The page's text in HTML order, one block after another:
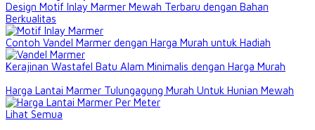
Design Motif Inlay Marmer Mewah Terbaru dengan Bahan
Berkualitas
Contoh Vandel Marmer dengan Harga Murah untuk Hadiah
Kerajinan Wastafel Batu Alam Minimalis dengan Harga Murah
Harga Lantai Marmer Tulungagung Murah Untuk Hunian Mewah
Lihat Semua